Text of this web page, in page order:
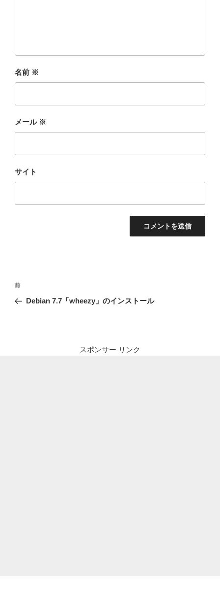
名前 ※
メール ※
サイト
投
ナ
前
の
前
Debian 7.7「wheezy」のインストール
スポンサー リンク